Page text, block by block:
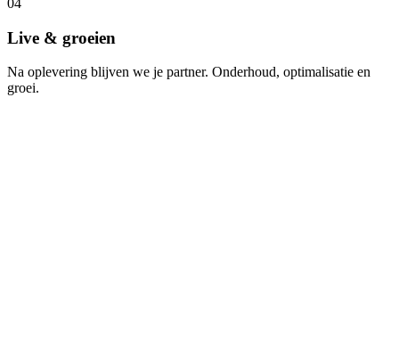
04
Live & groeien
Na oplevering blijven we je partner. Onderhoud, optimalisatie en
groei.